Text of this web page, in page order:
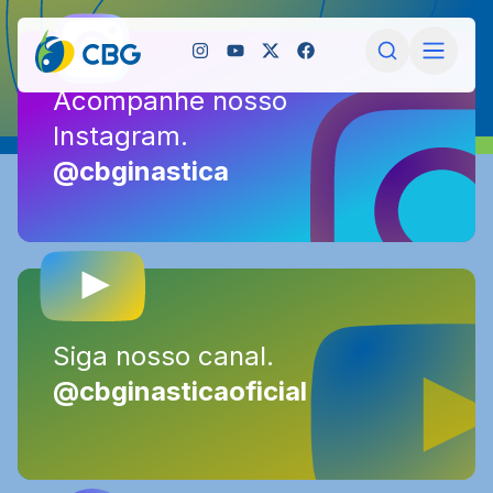
Acompanhe nosso
Instagram.
@cbginastica
Acompanhe nosso
Instagram.
@cbginastica
Siga nosso canal.
@cbginasticaoficial
Siga nosso canal.
@cbginasticaoficial